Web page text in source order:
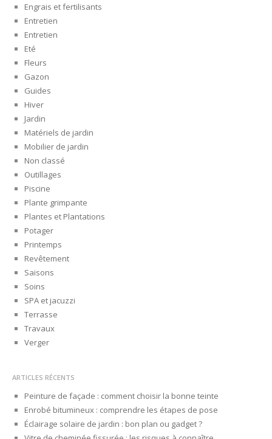
Engrais et fertilisants
Entretien
Entretien
Eté
Fleurs
Gazon
Guides
Hiver
Jardin
Matériels de jardin
Mobilier de jardin
Non classé
Outillages
Piscine
Plante grimpante
Plantes et Plantations
Potager
Printemps
Revêtement
Saisons
Soins
SPA et jacuzzi
Terrasse
Travaux
Verger
ARTICLES RÉCENTS
Peinture de façade : comment choisir la bonne teinte
Enrobé bitumineux : comprendre les étapes de pose
Éclairage solaire de jardin : bon plan ou gadget ?